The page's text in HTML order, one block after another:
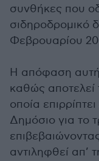
συνθήκες που
σιδηροδρομικό
Φεβρουαρίου
Η απόφαση αυτή
καθώς αποτελεί
οποία
Δημόσιο για το
αντιληφθεί απ’